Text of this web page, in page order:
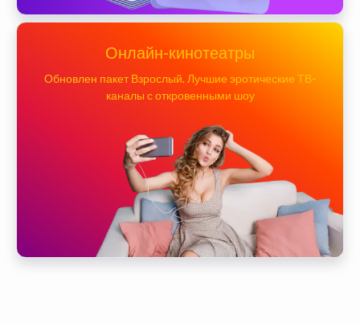
Онлайн-кинотеатры
Обновлен пакет Взрослый. Лучшие эротические ТВ-
каналы с откровенными шоу